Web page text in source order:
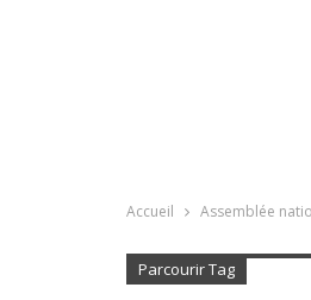
Accueil Assemblée
Parcourir Tag